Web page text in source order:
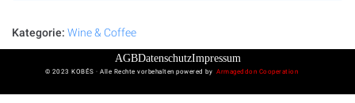
Kategorie: Wine & Coffee
AGBDatenschutzImpressum
© 2023 KOBÉS · Alle Rechte vorbehalten powered byArmageddon Cooperation